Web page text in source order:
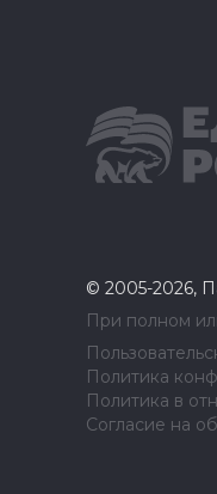
© 2005-2026,
При полном
Политика
Политика в
Согласие на